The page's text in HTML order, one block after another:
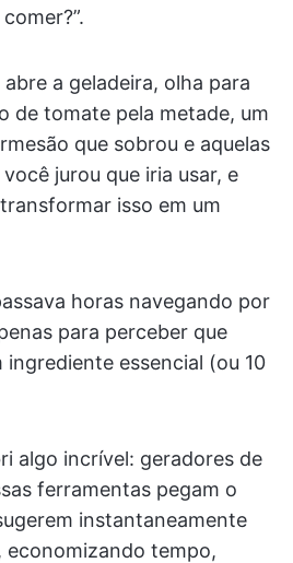
a geladeira, olha para
de tomate pela metade, um
que sobrou e aquelas
jurou que iria usar, e
isso em um
horas navegando por
para perceber que
essencial (ou 10
algo incrível: geradores de
ferramentas pegam o
instantaneamente
economizando tempo,